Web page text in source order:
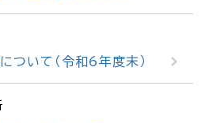
ついて（令和6年度末）